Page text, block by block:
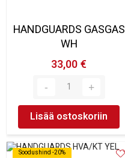
HANDGUARDS GASGAS
WH
33,00 €
Lisää ostoskoriin
Soodushind -20%
Soodushind -20%